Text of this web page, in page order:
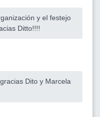
y el festejo
Ditto!!!!
Dito y Marcela